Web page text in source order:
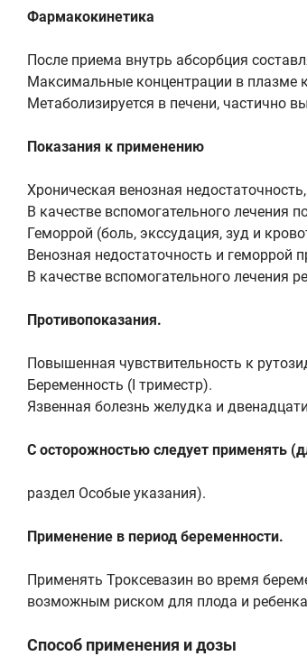
Фармакокинетика
После приема внутрь абсорбция
Максимальные концентрации в плазме
Метаболизируется в печени, частично
Показания к применению
Хроническая венозная
В качестве вспомогательного лечения
Геморрой (боль, экссудация, зуд и
Венозная недостаточность и геморрой
В качестве вспомогательного лечения
Противопоказания.
Повышенная чувствительность к
Беременность (I триместр).
Язвенная болезнь желудка и
С осторожностью следует применять
раздел Особые указания).
Применение в период беременности.
Применять Троксевазин во время
возможным риском для плода и
Способ применения и дозы